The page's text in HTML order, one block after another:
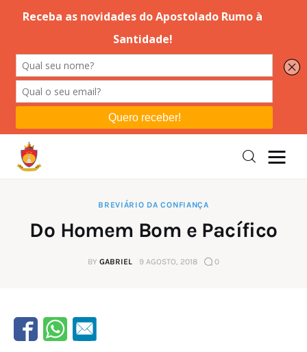
Editorial
Orações
Instruções
Espiritualidade
BREVIÁRIO DA CONFIANÇA
Do Homem Bom e Pacífico
BY GABRIEL 9 AGOSTO, 2018 0